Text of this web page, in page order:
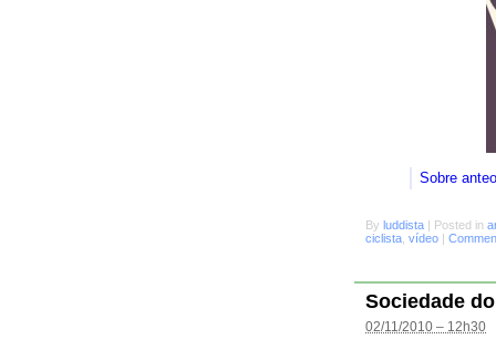
Sobre
By luddista Posted in
ciclista vídeo
Sociedade
02/11/2010 – 12h30